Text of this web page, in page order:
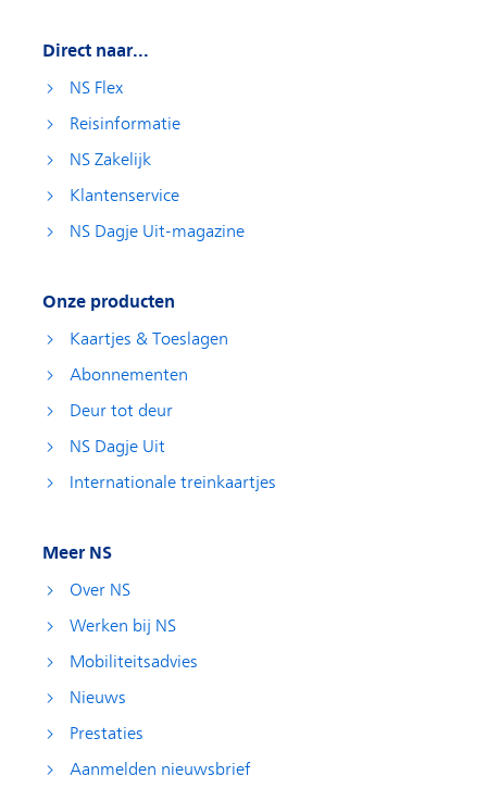
Direct naar...
NS Flex
Reisinformatie
NS Zakelijk
Klantenservice
NS Dagje Uit-magazine
Onze producten
Kaartjes & Toeslagen
Abonnementen
Deur tot deur
NS Dagje Uit
Internationale treinkaartjes
Meer NS
Over NS
Werken bij NS
Mobiliteitsadvies
Nieuws
Prestaties
Aanmelden nieuwsbrief